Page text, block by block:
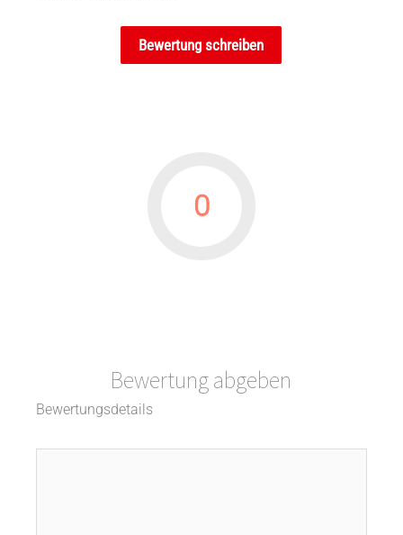
Bewertung schreiben
0
Bewertung abgeben
Bewertungsdetails